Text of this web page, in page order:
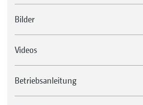
Bilder
Videos
Betriebsanleitung